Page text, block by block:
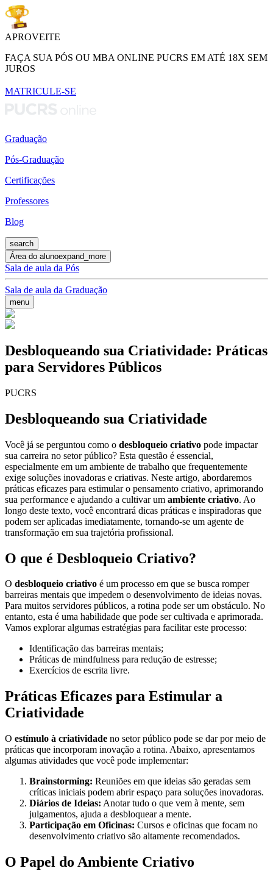
APROVEITE
FAÇA SUA PÓS OU MBA ONLINE PUCRS EM ATÉ 18X SEM
JUROS
MATRICULE-SE
Graduação
Pós-Graduação
Certificações
Professores
Blog
search
Área do alunoexpand_more
Sala de aula da Pós
Sala de aula da Graduação
menu
Desbloqueando sua Criatividade: Práticas
para Servidores Públicos
PUCRS
Desbloqueando sua Criatividade
Você já se perguntou como o desbloqueio criativo pode impactar
sua carreira no setor público? Esta questão é essencial,
especialmente em um ambiente de trabalho que frequentemente
exige soluções inovadoras e criativas. Neste artigo, abordaremos
práticas eficazes para estimular o pensamento criativo, aprimorando
sua performance e ajudando a cultivar um ambiente criativo. Ao
longo deste texto, você encontrará dicas práticas e inspiradoras que
podem ser aplicadas imediatamente, tornando-se um agente de
transformação em sua trajetória profissional.
O que é Desbloqueio Criativo?
O desbloqueio criativo é um processo em que se busca romper
barreiras mentais que impedem o desenvolvimento de ideias novas.
Para muitos servidores públicos, a rotina pode ser um obstáculo. No
entanto, esta é uma habilidade que pode ser cultivada e aprimorada.
Vamos explorar algumas estratégias para facilitar este processo:
Identificação das barreiras mentais;
Práticas de mindfulness para redução de estresse;
Exercícios de escrita livre.
Práticas Eficazes para Estimular a
Criatividade
O estímulo à criatividade no setor público pode se dar por meio de
práticas que incorporam inovação a rotina. Abaixo, apresentamos
algumas atividades que você pode implementar:
Brainstorming: Reuniões em que ideias são geradas sem
críticas iniciais podem abrir espaço para soluções inovadoras.
Diários de Ideias: Anotar tudo o que vem à mente, sem
julgamentos, ajuda a desbloquear a mente.
Participação em Oficinas: Cursos e oficinas que focam no
desenvolvimento criativo são altamente recomendados.
O Papel do Ambiente Criativo